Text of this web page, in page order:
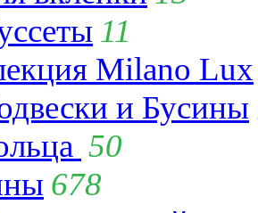
11
Milano Lux
и Бусины
50
678